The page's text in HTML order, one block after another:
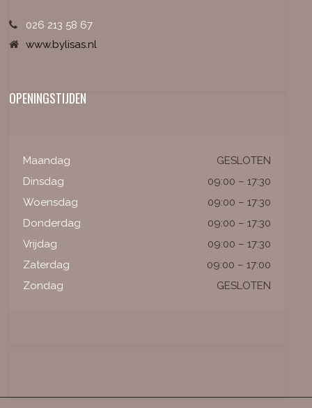
026 213 58 67
www.bylisas.nl
OPENINGSTIJDEN
Maandag
GESLOTEN
Dinsdag
09:00 – 17:30
Woensdag
09:00 – 17:30
Donderdag
09:00 – 17:30
Vrijdag
09:00 – 17:30
Zaterdag
09:00 – 17:00
Zondag
GESLOTEN